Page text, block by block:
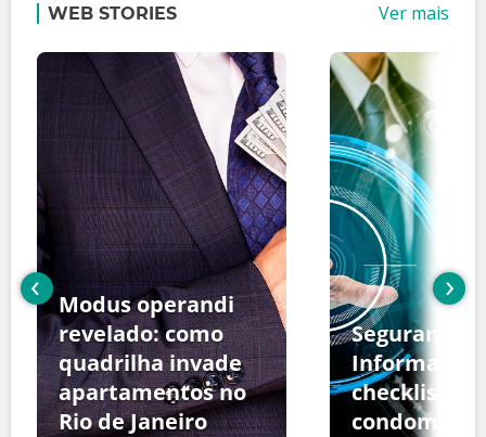
WEB STORIES Ver mais
Modus operandi
revelado: como
quadrilha invade
apartamentos no
Rio de Janeiro
Segurança
Informação:
checklist
‹ ›